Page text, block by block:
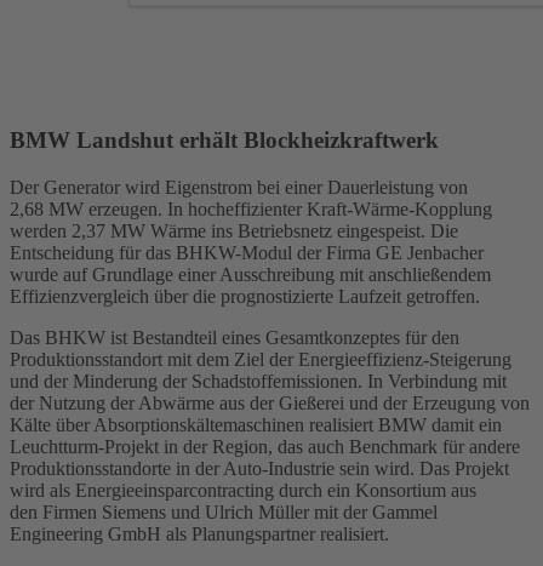
BMW Landshut erhält Blockheizkraftwerk
Der Generator wird Eigenstrom bei einer Dauerleistung von
2,68 MW erzeugen. In hocheffizienter Kraft-Wärme-Kopplung
werden 2,37 MW Wärme ins Betriebsnetz eingespeist. Die
Entscheidung für das BHKW-Modul der Firma GE Jenbacher
wurde auf Grundlage einer Ausschreibung mit anschließendem
Effizienzvergleich über die prognostizierte Laufzeit getroffen.
Das BHKW ist Bestandteil eines Gesamtkonzeptes für den
Produktionsstandort mit dem Ziel der Energieeffizienz-Steigerung
und der Minderung der Schadstoffemissionen. In Verbindung mit
der Nutzung der Abwärme aus der Gießerei und der Erzeugung von
Kälte über Absorptionskältemaschinen realisiert BMW damit ein
Leuchtturm-Projekt in der Region, das auch Benchmark für andere
Produktionsstandorte in der Auto-Industrie sein wird. Das Projekt
wird als Energieeinsparcontracting durch ein Konsortium aus
den Firmen Siemens und Ulrich Müller mit der Gammel
Engineering GmbH als Planungspartner realisiert.